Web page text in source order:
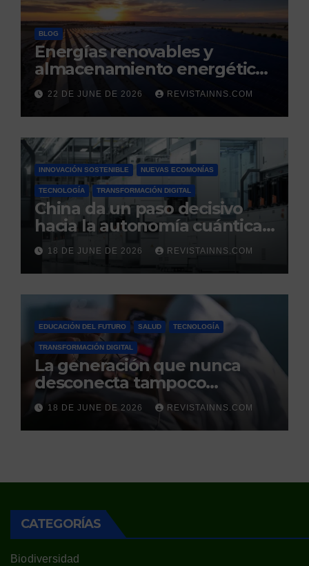
BLOG
Energías renovables y
almacenamiento energético:
la nueva columna vertebral
de la estabilidad del sistema
eléctrico español
22 DE JUNE DE 2026 REVISTAINNS.COM
INNOVACIÓN SOSTENIBLE NUEVAS ECOMONÍAS
TECNOLOGÍA TRANSFORMACIÓN DIGITAL
China da un paso decisivo
hacia la autonomía cuántica:
produce por primera vez el
silicio ultrapuro que sus
competidores controlaban
18 DE JUNE DE 2026 REVISTAINNS.COM
EDUCACIÓN DEL FUTURO SALUD TECNOLOGÍA
TRANSFORMACIÓN DIGITAL
La generación que nunca
desconecta tampoco
duerme
18 DE JUNE DE 2026 REVISTAINNS.COM
CATEGORÍAS
Biodiversidad